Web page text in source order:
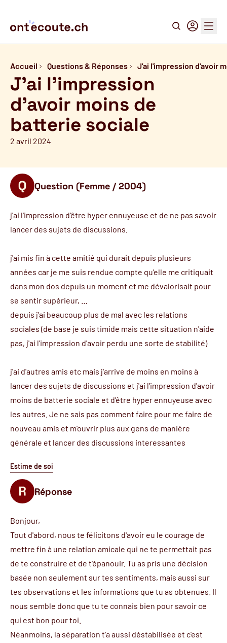
Recherche
Connexion
Menu
Accueil Questions & Réponses J'ai l'impression d'avoir
J'ai l'impression
d'avoir moins de
batterie sociale
2 avril 2024
Question (Femme / 2004)
j'ai l'impression d'être hyper ennuyeuse et de ne pas savoir
lancer des sujets de discussions.
j'ai mis fin à cette amitié qui durait depuis plusieurs
années car je me suis rendue compte qu'elle me critiquait
dans mon dos depuis un moment et me dévalorisait pour
se sentir supérieur, …
depuis j'ai beaucoup plus de mal avec les relations
sociales (de base je suis timide mais cette situation n'aide
pas, j'ai l'impression d'avoir perdu une sorte de stabilité)
j'ai d'autres amis etc mais j'arrive de moins en moins à
lancer des sujets de discussions et j'ai l'impression d'avoir
moins de batterie sociale et d'être hyper ennuyeuse avec
les autres. Je ne sais pas comment faire pour me faire de
nouveau amis et m'ouvrir plus aux gens de manière
générale et lancer des discussions interessantes
Estime de soi
Réponse
Bonjour,
Tout d'abord, nous te félicitons d'avoir eu le courage de
mettre fin à une relation amicale qui ne te permettait pas
de te construire et de t'épanouir. Tu as pris une décision
basée non seulement sur tes sentiments, mais aussi sur
tes observations et les informations que tu as obtenues. Il
nous semble donc que tu te connais bien pour savoir ce
qui est bon pour toi.
Néanmoins, la séparation t'a aussi déstabilisée et c'est